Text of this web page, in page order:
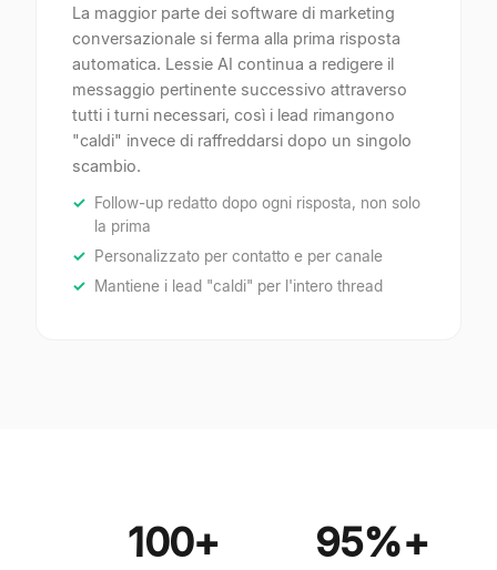
La maggior parte dei software di marketing
conversazionale si ferma alla prima risposta
automatica. Lessie AI continua a redigere il
messaggio pertinente successivo attraverso
tutti i turni necessari, così i lead rimangono
"caldi" invece di raffreddarsi dopo un singolo
scambio.
Follow-up redatto dopo ogni risposta, non solo
la prima
Personalizzato per contatto e per canale
Mantiene i lead "caldi" per l'intero thread
100+ 95%+